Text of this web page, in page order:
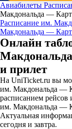
Авиабилеты
Макдональда —
Расписание им.
Макдональда —
Онлайн
и прилет
На UniTicket.ru вы
им. Макдональда —
расписанием рейсов
им. Макдональда —
Актуальная
сегодня и завтра.